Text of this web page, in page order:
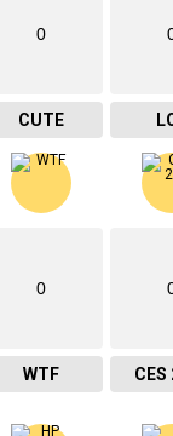
0
CUTE
0
WTF CES